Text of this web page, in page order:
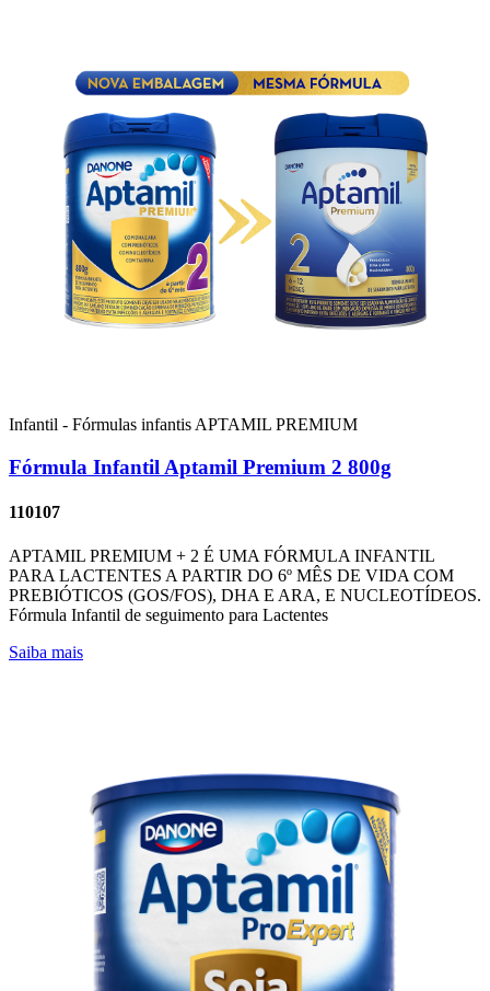
Infantil - Fórmulas infantis APTAMIL PREMIUM
Fórmula Infantil Aptamil Premium 2 800g
110107
APTAMIL PREMIUM + 2 É UMA FÓRMULA INFANTIL
PARA LACTENTES A PARTIR DO 6º MÊS DE VIDA COM
PREBIÓTICOS (GOS/FOS), DHA E ARA, E NUCLEOTÍDEOS.
Fórmula Infantil de seguimento para Lactentes
Saiba mais